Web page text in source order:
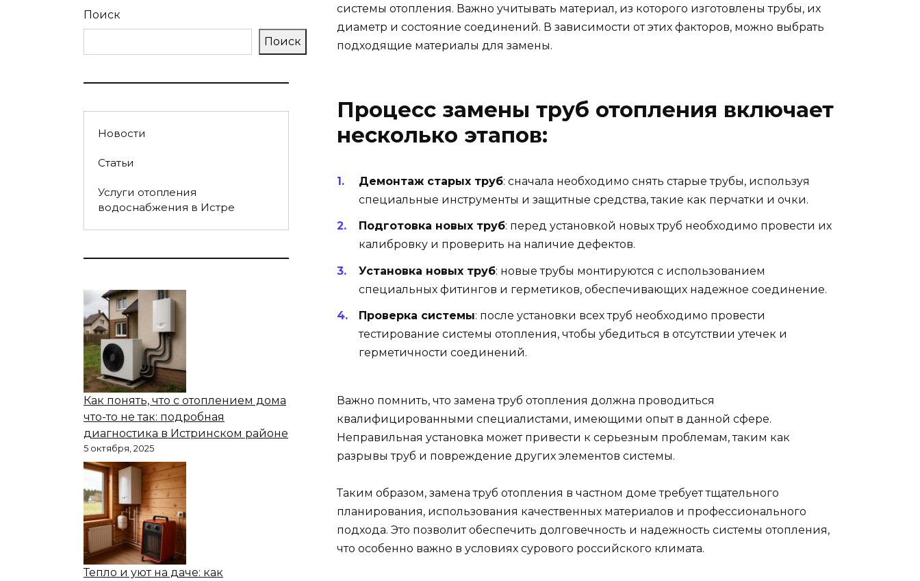
системы отопления. Важно учитывать материал, из которого изготовлены трубы, их
диаметр и состояние соединений. В зависимости от этих факторов, можно выбрать
подходящие материалы для замены.
Процесс замены труб отопления включает
несколько этапов:
Демонтаж старых труб: сначала необходимо снять старые трубы, используя
специальные инструменты и защитные средства, такие как перчатки и очки.
Подготовка новых труб: перед установкой новых труб необходимо провести их
калибровку и проверить на наличие дефектов.
Установка новых труб: новые трубы монтируются с использованием
специальных фитингов и герметиков, обеспечивающих надежное соединение.
Проверка системы: после установки всех труб необходимо провести
тестирование системы отопления, чтобы убедиться в отсутствии утечек и
герметичности соединений.
Важно помнить, что замена труб отопления должна проводиться
квалифицированными специалистами, имеющими опыт в данной сфере.
Неправильная установка может привести к серьезным проблемам, таким как
разрывы труб и повреждение других элементов системы.
Таким образом, замена труб отопления в частном доме требует тщательного
планирования, использования качественных материалов и профессионального
подхода. Это позволит обеспечить долговечность и надежность системы отопления,
что особенно важно в условиях сурового российского климата.
Поиск
Поиск
Новости
Статьи
Услуги отопления
водоснабжения в Истре
Как понять, что с отоплением дома
что-то не так: подробная
диагностика в Истринском районе
5 октября, 2025
Тепло и уют на даче: как